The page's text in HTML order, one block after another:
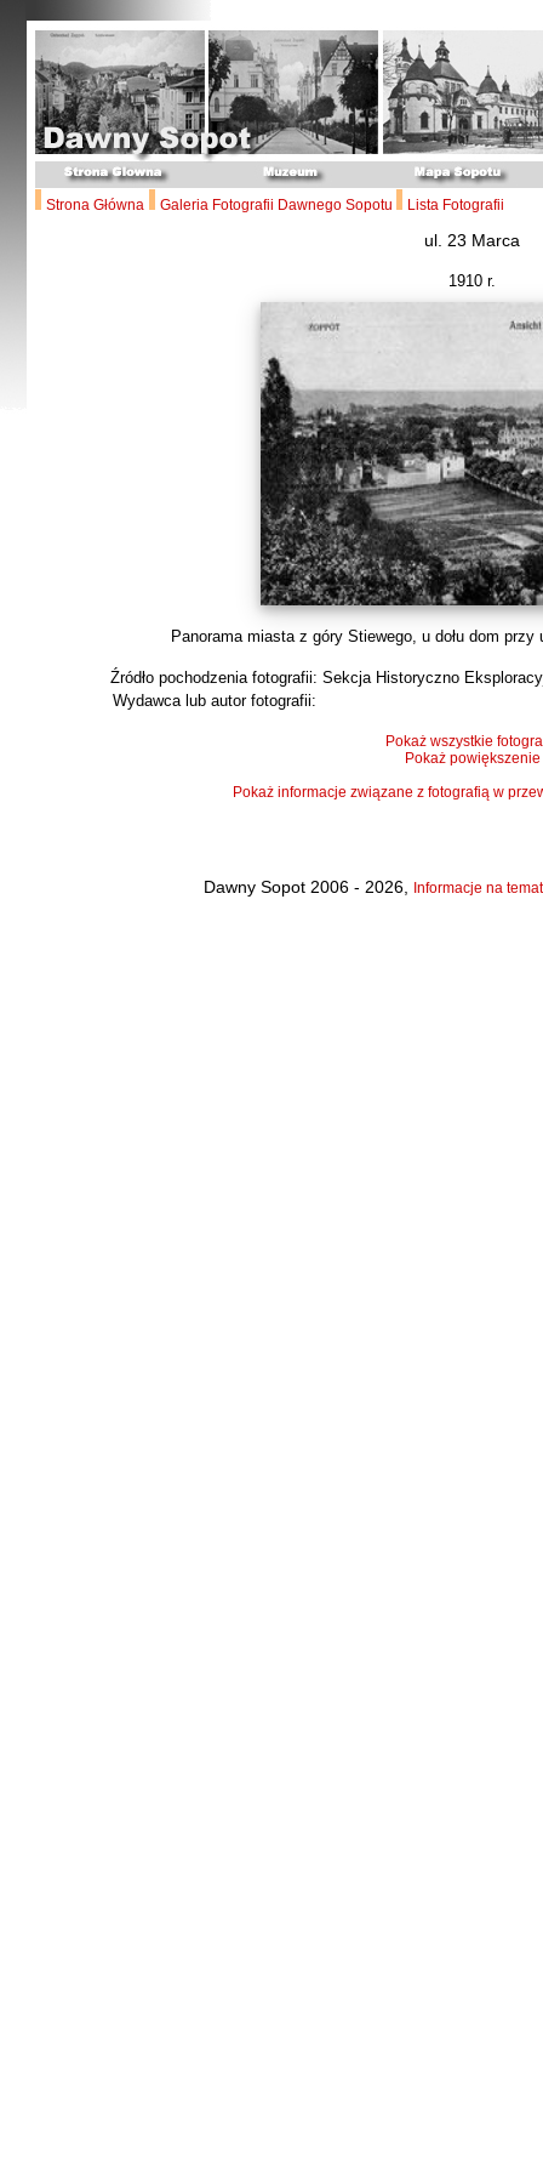
Strona Główna Galeria Fotografii Dawnego Sopotu Lista Fotografii
ul. 23 Marca
1910 r.
Panorama miasta z góry Stiewego, u dołu dom
Źródło pochodzenia fotografii: Sekcja Historyczno
Wydawca lub autor fotografii:
Pokaż wszystkie
Pokaż powiększenie
Pokaż informacje związane z fotografią w
Dawny Sopot 2006 - 2026, Informacje na